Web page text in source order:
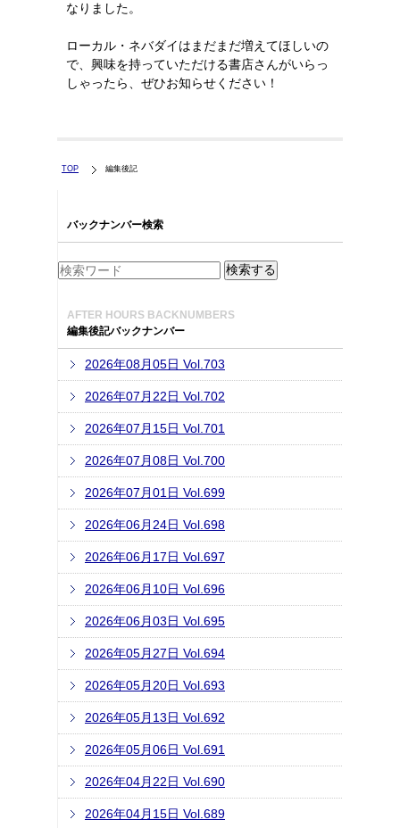
なりました。
ローカル・ネバダイはまだまだ増えてほしいの
で、興味を持っていただける書店さんがいらっ
しゃったら、ぜひお知らせください！
TOP 編集後記
バックナンバー検索
AFTER HOURS BACKNUMBERS
編集後記バックナンバー
2026年08月05日 Vol.703
2026年07月22日 Vol.702
2026年07月15日 Vol.701
2026年07月08日 Vol.700
2026年07月01日 Vol.699
2026年06月24日 Vol.698
2026年06月17日 Vol.697
2026年06月10日 Vol.696
2026年06月03日 Vol.695
2026年05月27日 Vol.694
2026年05月20日 Vol.693
2026年05月13日 Vol.692
2026年05月06日 Vol.691
2026年04月22日 Vol.690
2026年04月15日 Vol.689